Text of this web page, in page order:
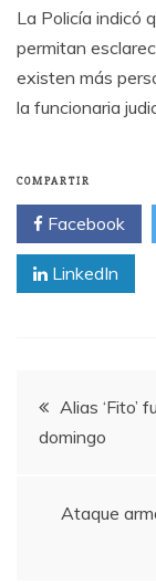
La Policía indicó
permitan
existen más
la funcionaria
COMPARTIR
Facebook
LinkedIn
de
entradas
Alias
domingo
Ataque